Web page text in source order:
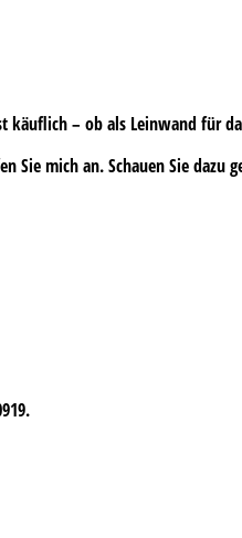
käuflich – ob als Leinwand für
Sie mich an. Schauen Sie dazu